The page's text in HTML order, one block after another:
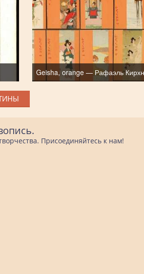
Geisha, orange — Рафаэль
Присоединяйтесь к нам!